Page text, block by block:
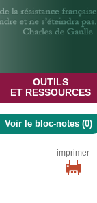
OUTILS
ET RESSOURCES
Voir le bloc-notes (0)
imprimer